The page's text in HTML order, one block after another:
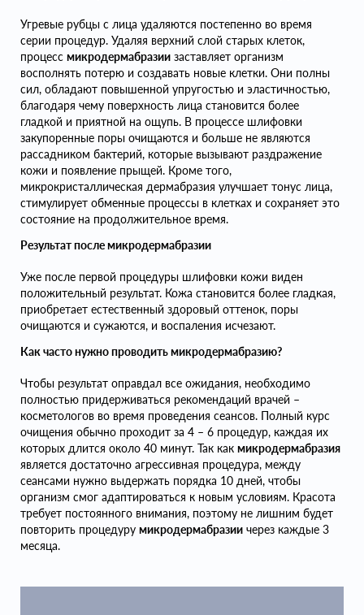
Угревые рубцы с лица удаляются постепенно во время
серии процедур. Удаляя верхний слой старых клеток,
процесс микродермабразии заставляет организм
восполнять потерю и создавать новые клетки. Они полны
сил, обладают повышенной упругостью и эластичностью,
благодаря чему поверхность лица становится более
гладкой и приятной на ощупь. В процессе шлифовки
закупоренные поры очищаются и больше не являются
рассадником бактерий, которые вызывают раздражение
кожи и появление прыщей. Кроме того,
микрокристаллическая дермабразия улучшает тонус лица,
стимулирует обменные процессы в клетках и сохраняет это
состояние на продолжительное время.
Результат после микродермабразии
Уже после первой процедуры шлифовки кожи виден
положительный результат. Кожа становится более гладкая,
приобретает естественный здоровый оттенок, поры
очищаются и сужаются, и воспаления исчезают.
Как часто нужно проводить микродермабразию?
Чтобы результат оправдал все ожидания, необходимо
полностью придерживаться рекомендаций врачей –
косметологов во время проведения сеансов. Полный курс
очищения обычно проходит за 4 – 6 процедур, каждая их
которых длится около 40 минут. Так как микродермабразия
является достаточно агрессивная процедура, между
сеансами нужно выдержать порядка 10 дней, чтобы
организм смог адаптироваться к новым условиям. Красота
требует постоянного внимания, поэтому не лишним будет
повторить процедуру микродермабразии через каждые 3
месяца.